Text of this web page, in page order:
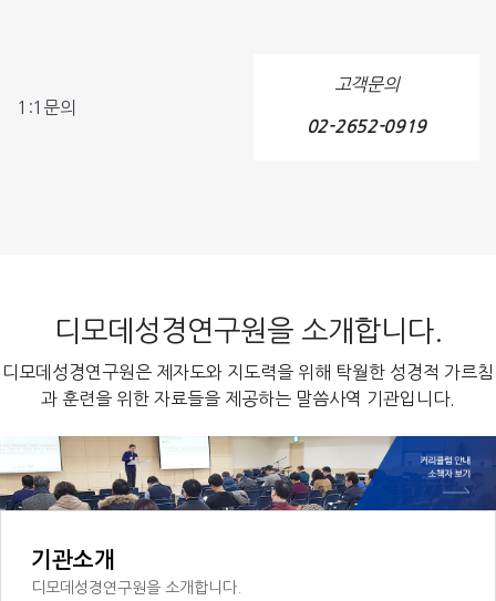
1:1문의
고객문의
02-2652-0919
디모데성경연구원을 소개합니다.
디모데성경연구원은 제자도와 지도력을 위해 탁월한 성경적 가르침
과 훈련을 위한 자료들을 제공하는 말씀사역 기관입니다.
기관소개
디모데성경연구원을 소개합니다.